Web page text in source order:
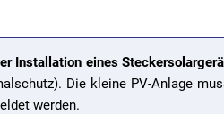
Installation eines
Die kleine PV-Anlage
werden.